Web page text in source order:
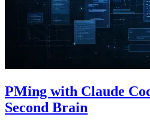
PMing with Claude
Second Brain